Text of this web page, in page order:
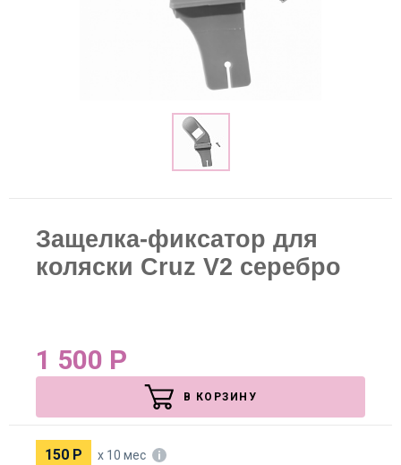
Защелка-фиксатор для
коляски Cruz V2 серебро
1 500 Р
В КОРЗИНУ
150 Р х 10 мес